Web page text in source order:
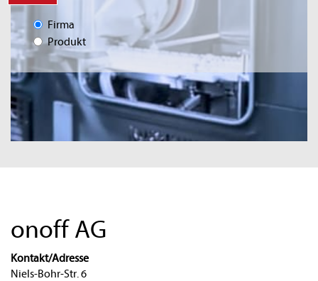
Firma
Produkt
onoff AG
Kontakt/Adresse
Niels-Bohr-Str. 6